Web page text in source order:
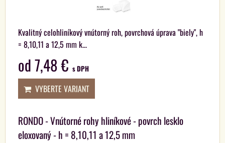
Kvalitný celohliníkový vnútorný roh, povrchová úprava "biely", h
= 8,10,11 a 12,5 mm k...
od 7,48 € s DPH
VYBERTE VARIANT
RONDO - Vnútorné rohy hliníkové - povrch lesklo
eloxovaný - h = 8,10,11 a 12,5 mm